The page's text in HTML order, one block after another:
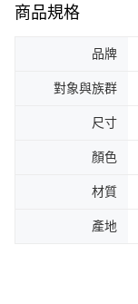
商品規格
品牌
對象與族群
尺寸
顏色
材質
產地